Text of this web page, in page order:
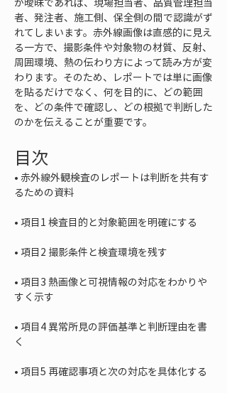
者、発注者、施工側、保全側の間で認識がず
れてしまいます。赤外線画像は直感的に見え
る一方で、撮影条件や対象物の材質、反射、
周囲環境、熱の伝わり方によって読み方が変
わります。そのため、レポートでは単に画像
を貼るだけでなく、何を目的に、どの範囲
を、どの条件で確認し、どの根拠で判断した
のかを伝えることが重要です。
目次
• 赤外線外観検査のレポートは判断を共有す
•
•
• 項目3 熱画像と可視情報の対応をわかりや
• 項目4 異常所見の評価基準と判断理由を書
•